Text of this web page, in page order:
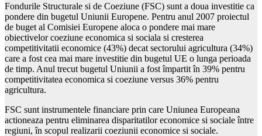
Fondurile Structurale si de Coeziune (FSC) sunt a doua investitie ca
pondere din bugetul Uniunii Europene. Pentru anul 2007 proiectul
de buget al Comisiei Europene aloca o pondere mai mare
obiectivelor coeziune economica si sociala si cresterea
competitivitatii economice (43%) decat sectorului agricultura (34%)
care a fost cea mai mare investitie din bugetul UE o lunga perioada
de timp. Anul trecut bugetul Uniunii a fost împartit în 39% pentru
competitivitatea economica si coeziune versus 36% pentru
agricultura.
FSC sunt instrumentele financiare prin care Uniunea Europeana
actioneaza pentru eliminarea disparitatilor economice si sociale între
regiuni, în scopul realizarii coeziunii economice si sociale.